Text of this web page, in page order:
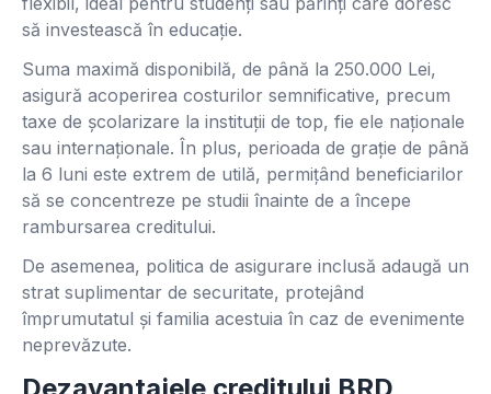
să investească în educație.
Suma maximă disponibilă, de până la 250.000 Lei,
asigură acoperirea costurilor semnificative, precum
taxe de școlarizare la instituții de top, fie ele naționale
sau internaționale. În plus, perioada de grație de până
la 6 luni este extrem de utilă, permițând beneficiarilor
să se concentreze pe studii înainte de a începe
rambursarea creditului.
De asemenea, politica de asigurare inclusă adaugă un
strat suplimentar de securitate, protejând
împrumutatul și familia acestuia în caz de evenimente
neprevăzute.